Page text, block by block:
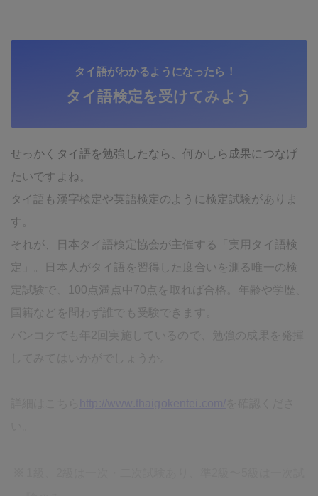
タイ語がわかるようになったら！
タイ語検定を受けてみよう
せっかくタイ語を勉強したなら、何かしら成果につなげ
たいですよね。
タイ語も漢字検定や英語検定のように検定試験がありま
す。
それが、日本タイ語検定協会が主催する「実用タイ語検
定」。日本人がタイ語を習得した度合いを測る唯一の検
定試験で、100点満点中70点を取れば合格。年齢や学歴、
国籍などを問わず誰でも受験できます。